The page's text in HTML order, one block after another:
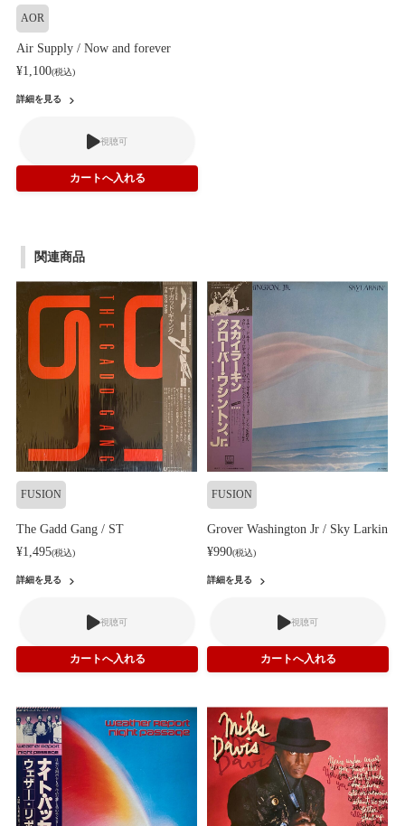
AOR
Air Supply / Now and forever
¥1,100(税込)
詳細を見る
視聴可
関連商品
FUSION
The Gadd Gang / ST
¥1,495(税込)
詳細を見る
視聴可
FUSION
Grover Washington Jr / Sky Larkin
¥990(税込)
詳細を見る
視聴可